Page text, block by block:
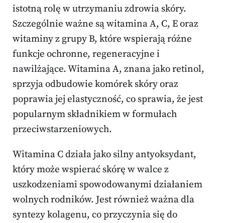
istotną rolę w utrzymaniu zdrowia skóry.
Szczególnie ważne są witamina A, C, E oraz
witaminy z grupy B, które wspierają różne
funkcje ochronne, regeneracyjne i
nawilżające. Witamina A, znana jako retinol,
sprzyja odbudowie komórek skóry oraz
poprawia jej elastyczność, co sprawia, że jest
popularnym składnikiem w formułach
przeciwstarzeniowych.
Witamina C działa jako silny antyoksydant,
który może wspierać skórę w walce z
uszkodzeniami spowodowanymi działaniem
wolnych rodników. Jest również ważna dla
syntezy kolagenu, co przyczynia się do